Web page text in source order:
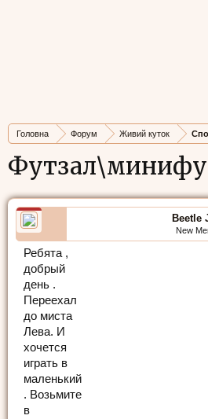
Головна Форум Живий куток
Beetle
New
Ребята ,
добрый
день .
Переехал
до миста
Лева. И
хочется
играть в
маленький
. Возьмите
в